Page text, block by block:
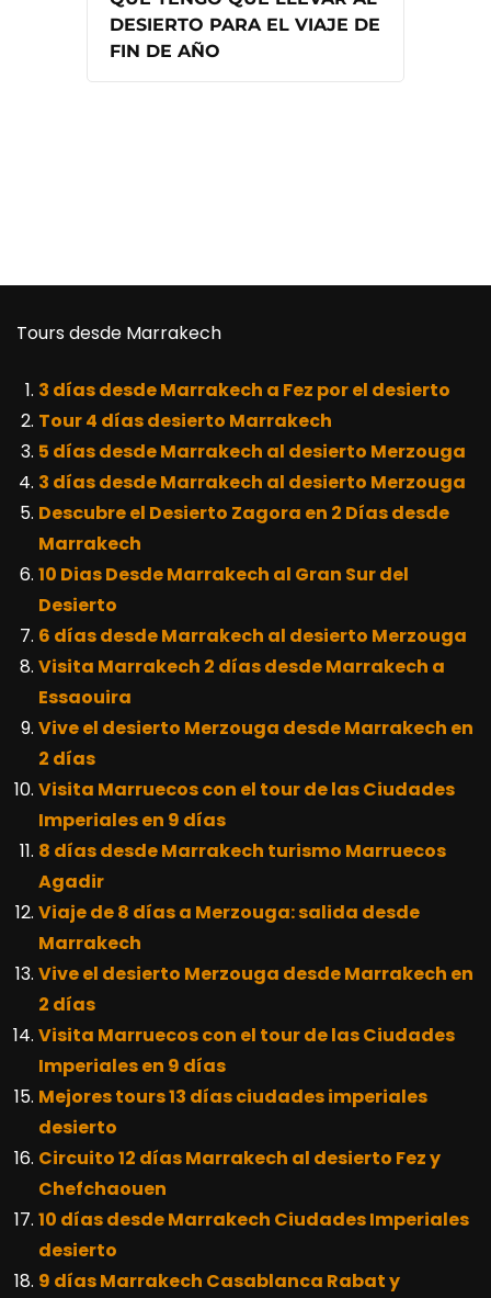
DESIERTO PARA EL VIAJE DE
FIN DE AÑO
Tours desde Marrakech
3 días desde Marrakech a Fez por el desierto
Tour 4 días desierto Marrakech
5 días desde Marrakech al desierto Merzouga
3 días desde Marrakech al desierto Merzouga
Descubre el Desierto Zagora en 2 Días desde
Marrakech
10 Dias Desde Marrakech al Gran Sur del
Desierto
6 días desde Marrakech al desierto Merzouga
Visita Marrakech 2 días desde Marrakech a
Essaouira
Vive el desierto Merzouga desde Marrakech en
2 días
Visita Marruecos con el tour de las Ciudades
Imperiales en 9 días
8 días desde Marrakech turismo Marruecos
Agadir
Viaje de 8 días a Merzouga: salida desde
Marrakech
Vive el desierto Merzouga desde Marrakech en
2 días
Visita Marruecos con el tour de las Ciudades
Imperiales en 9 días
Mejores tours 13 días ciudades imperiales
desierto
Circuito 12 días Marrakech al desierto Fez y
Chefchaouen
10 días desde Marrakech Ciudades Imperiales
desierto
9 días Marrakech Casablanca Rabat y